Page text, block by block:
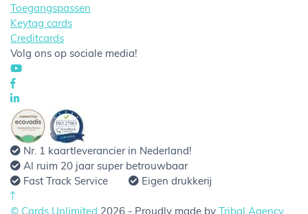
Toegangspassen
Keytag cards
Creditcards
Volg ons op sociale media!
Nr. 1 kaartleverancier in Nederland!
Al ruim 20 jaar super betrouwbaar
Fast Track Service
Eigen drukkerij